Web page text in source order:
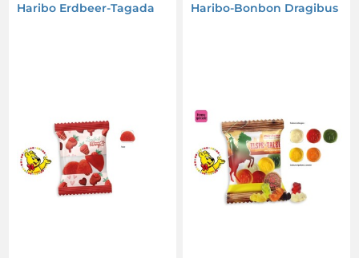
Haribo Erdbeer-Tagada Haribo-Bonbon Dragibus